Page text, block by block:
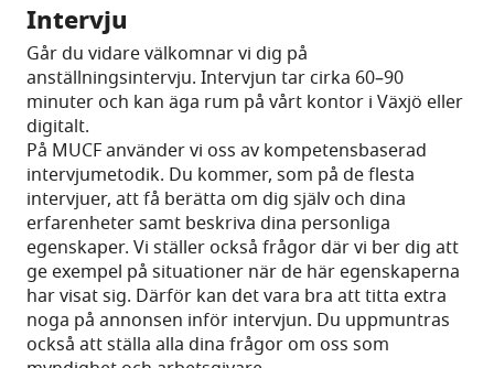
Intervju
Går du vidare välkomnar vi dig på
anställningsintervju. Intervjun tar cirka 60–90
minuter och kan äga rum på vårt kontor i Växjö eller
digitalt.
På MUCF använder vi oss av kompetensbaserad
intervjumetodik. Du kommer, som på de flesta
intervjuer, att få berätta om dig själv och dina
erfarenheter samt beskriva dina personliga
egenskaper. Vi ställer också frågor där vi ber dig att
ge exempel på situationer när de här egenskaperna
har visat sig. Därför kan det vara bra att titta extra
noga på annonsen inför intervjun. Du uppmuntras
också att ställa alla dina frågor om oss som